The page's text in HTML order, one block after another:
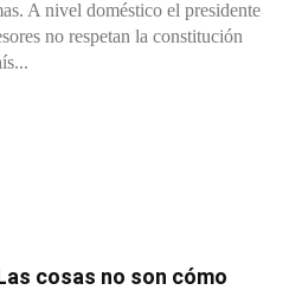
A nivel doméstico el presidente
no respetan la constitución
cosas no son cómo